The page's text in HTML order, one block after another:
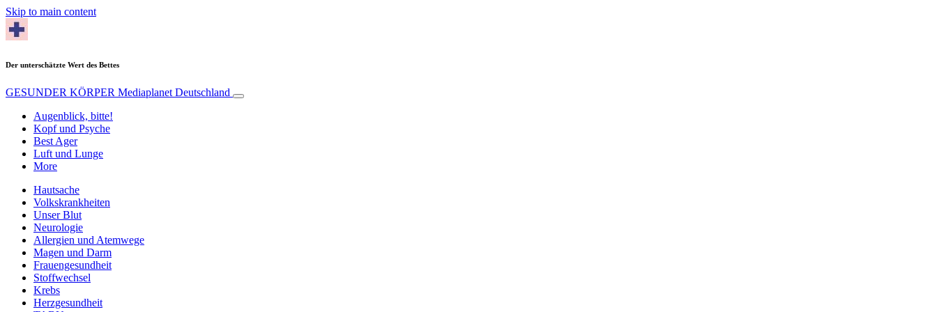
Skip to main content
Der unterschätzte Wert des Bettes
GESUNDER KÖRPER Mediaplanet Deutschland
Augenblick, bitte!
Kopf und Psyche
Best Ager
Luft und Lunge
More
Hautsache
Volkskrankheiten
Unser Blut
Neurologie
Allergien und Atemwege
Magen und Darm
Frauengesundheit
Stoffwechsel
Krebs
Herzgesundheit